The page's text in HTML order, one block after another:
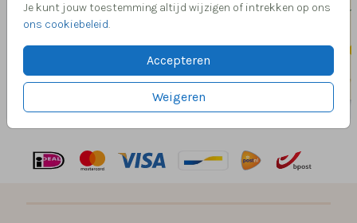
Je kunt jouw toestemming altijd wijzigen of intrekken op ons
ons cookiebeleid.
Accepteren
Weigeren